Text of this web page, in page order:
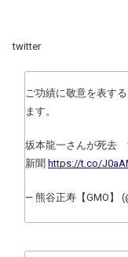
twitter
ご功績に敬意を表す
ます。
坂本龍一さんが死去
新聞 https://t.co/
— 熊谷正寿【GMO】